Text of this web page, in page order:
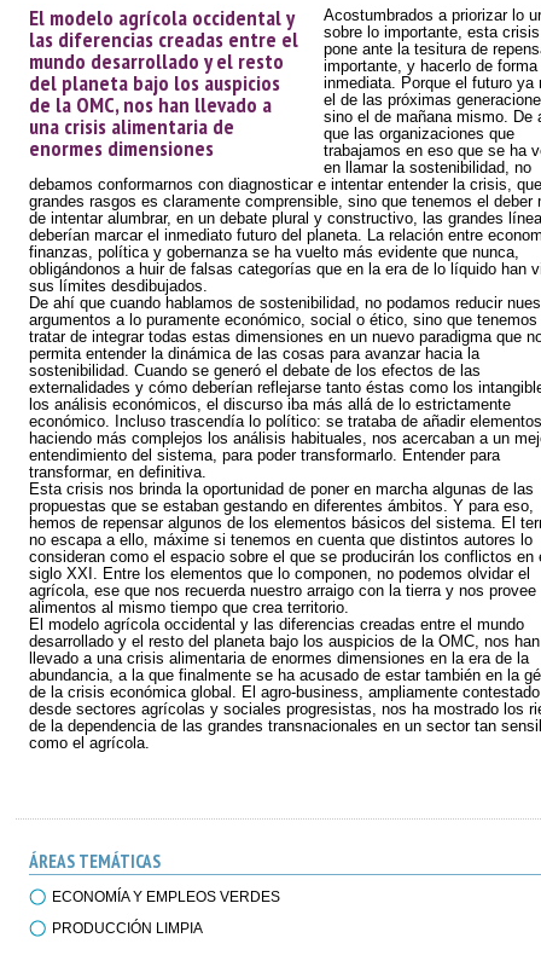
El modelo agrícola occidental y
las diferencias creadas entre el
mundo desarrollado y el resto
del planeta bajo los auspicios
de la OMC, nos han llevado a
una crisis alimentaria de
enormes dimensiones
Acostumbrados a priorizar lo
sobre lo importante, esta
pone ante la tesitura de
importante, y hacerlo de forma
inmediata. Porque el futuro ya
el de las próximas
sino el de mañana mismo. De
que las organizaciones que
trabajamos en eso que se ha
en llamar la sostenibilidad, no
debamos conformarnos con diagnosticar e intentar entender la crisis,
grandes rasgos es claramente comprensible, sino que tenemos el deber
de intentar alumbrar, en un debate plural y constructivo, las grandes
deberían marcar el inmediato futuro del planeta. La relación entre
finanzas, política y gobernanza se ha vuelto más evidente que nunca,
obligándonos a huir de falsas categorías que en la era de lo líquido han
sus límites desdibujados.
De ahí que cuando hablamos de sostenibilidad, no podamos reducir
argumentos a lo puramente económico, social o ético, sino que tenemos
tratar de integrar todas estas dimensiones en un nuevo paradigma que
permita entender la dinámica de las cosas para avanzar hacia la
sostenibilidad. Cuando se generó el debate de los efectos de las
externalidades y cómo deberían reflejarse tanto éstas como los
los análisis económicos, el discurso iba más allá de lo estrictamente
económico. Incluso trascendía lo político: se trataba de añadir
haciendo más complejos los análisis habituales, nos acercaban a un
entendimiento del sistema, para poder transformarlo. Entender para
transformar, en definitiva.
Esta crisis nos brinda la oportunidad de poner en marcha algunas de las
propuestas que se estaban gestando en diferentes ámbitos. Y para eso,
hemos de repensar algunos de los elementos básicos del sistema. El
no escapa a ello, máxime si tenemos en cuenta que distintos autores lo
consideran como el espacio sobre el que se producirán los conflictos en
siglo XXI. Entre los elementos que lo componen, no podemos olvidar el
agrícola, ese que nos recuerda nuestro arraigo con la tierra y nos provee
alimentos al mismo tiempo que crea territorio.
El modelo agrícola occidental y las diferencias creadas entre el mundo
desarrollado y el resto del planeta bajo los auspicios de la OMC, nos han
llevado a una crisis alimentaria de enormes dimensiones en la era de la
abundancia, a la que finalmente se ha acusado de estar también en la
de la crisis económica global. El agro-business, ampliamente contestado
desde sectores agrícolas y sociales progresistas, nos ha mostrado los
de la dependencia de las grandes transnacionales en un sector tan
como el agrícola.
ÁREAS TEMÁTICAS
ECONOMÍA Y EMPLEOS VERDES
PRODUCCIÓN LIMPIA